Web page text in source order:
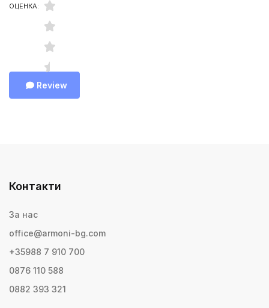
ОЦЕНКА:
Review
Контакти
За нас
office@armoni-bg.com
+35988 7 910 700
0876 110 588
0882 393 321